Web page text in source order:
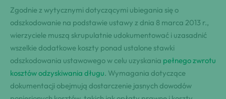
Zgodnie z wytycznymi dotyczącymi ubiegania się o
odszkodowanie na podstawie ustawy z dnia 8 marca 2013 r.,
wierzyciele muszą skrupulatnie udokumentować i uzasadnić
wszelkie dodatkowe koszty ponad ustalone stawki
odszkodowania ustawowego w celu uzyskania pełnego zwrotu
kosztów odzyskiwania długu. Wymagania dotyczące
dokumentacji obejmują dostarczenie jasnych dowodów